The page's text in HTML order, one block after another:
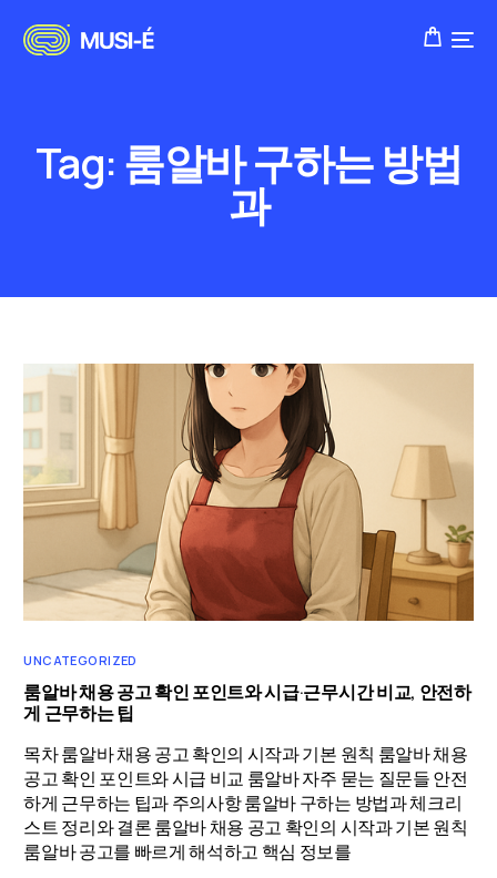
Tag:룸알바 구하는 방법
과
UNCATEGORIZED
룸알바 채용 공고 확인 포인트와 시급·근무시간 비교, 안전하
게 근무하는 팁
목차 룸알바 채용 공고 확인의 시작과 기본 원칙 룸알바 채용
공고 확인 포인트와 시급 비교 룸알바 자주 묻는 질문들 안전
하게 근무하는 팁과 주의사항 룸알바 구하는 방법과 체크리
스트 정리와 결론 룸알바 채용 공고 확인의 시작과 기본 원칙
룸알바 공고를 빠르게 해석하고 핵심 정보를